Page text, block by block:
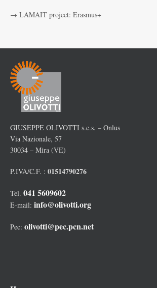
→ LAMAIT project: Erasmus+
GIUSEPPE OLIVOTTI s.c.s. – Onlus
Via Nazionale, 57
30034 – Mira (VE)
P.IVA/C.F. : 01514790276
Tel. 041 5609602
E-mail: info@olivotti.org
Pec: olivotti@pec.pcn.net